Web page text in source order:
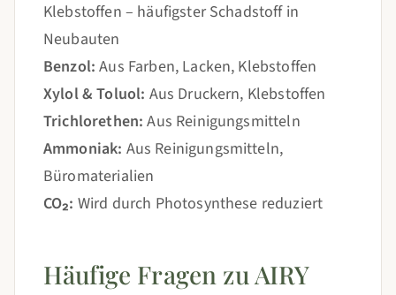
Klebstoffen – häufigster Schadstoff in
Neubauten
Benzol: Aus Farben, Lacken, Klebstoffen
Xylol & Toluol: Aus Druckern, Klebstoffen
Trichlorethen: Aus Reinigungsmitteln
Ammoniak: Aus Reinigungsmitteln,
Büromaterialien
CO₂: Wird durch Photosynthese reduziert
Häufige Fragen zu AIRY